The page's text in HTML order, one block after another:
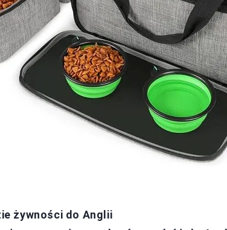
żywności do Anglii